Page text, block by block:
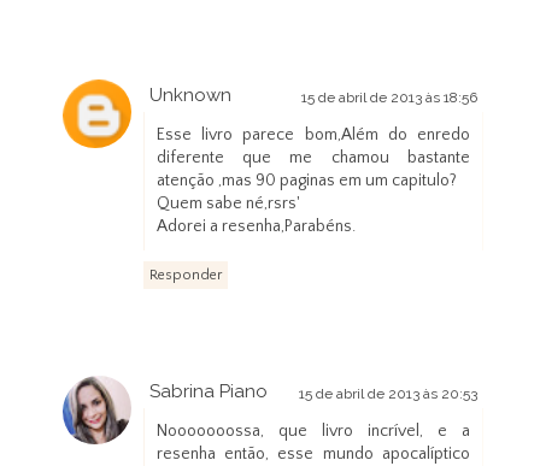
Unknown 15 de abril de 2013 às 18:56
Esse livro parece bom,Além do enredo
diferente que me chamou bastante
atenção ,mas 90 paginas em um capitulo?
Quem sabe né,rsrs'
Adorei a resenha,Parabéns.
Responder
Sabrina Piano 15 de abril de 2013 às 20:53
Nooooooossa, que livro incrível, e a
resenha então, esse mundo apocalíptico